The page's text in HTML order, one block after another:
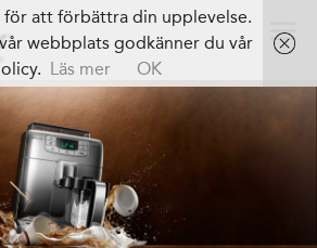
för att förbättra din upplevelse.
webbplats godkänner du vår
Läs mer OK